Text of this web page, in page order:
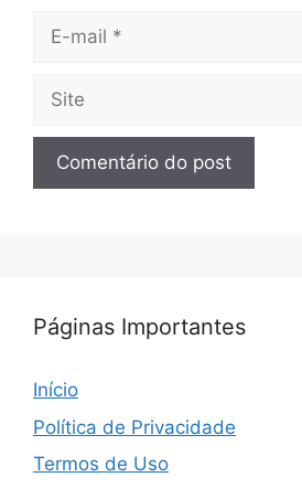
Site
Páginas Importantes
Início
Política de Privacidade
Termos de Uso